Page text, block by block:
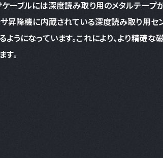
ーブルには深度読み取り用のメタルテープ
サ昇降機に内蔵されている深度読み取り用セ
うになっています。これにより、より精確な
。